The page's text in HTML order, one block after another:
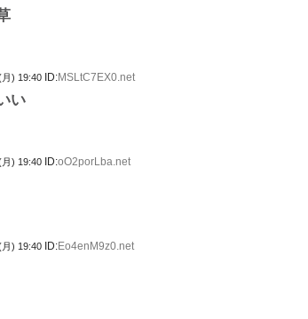
) 19:40 ID:MSLtC7EX0.net
い
) 19:40 ID:oO2porLba.net
) 19:40 ID:Eo4enM9z0.net